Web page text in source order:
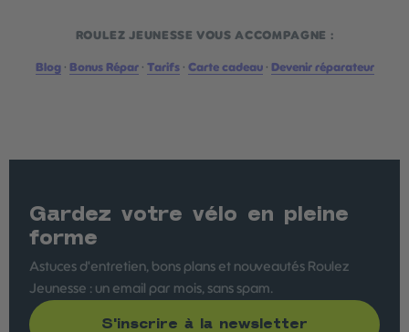
ROULEZ JEUNESSE VOUS ACCOMPAGNE :
Blog· Bonus Répar· Tarifs· Carte cadeau· Devenir réparateur
Gardez votre vélo en pleine
forme
Astuces d'entretien, bons plans et nouveautés Roulez
Jeunesse : un email par mois, sans spam.
S'inscrire à la newsletter